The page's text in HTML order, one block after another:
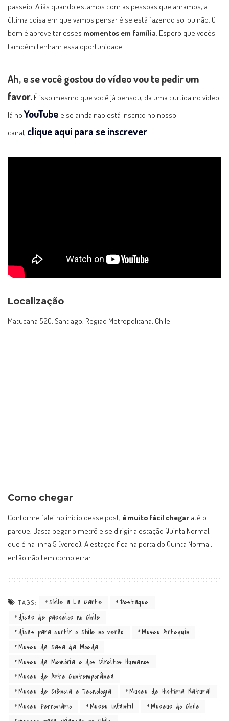
passeio. Aliás quando estamos com as pessoas que amamos, a
última coisa em que vamos pensar é se está fazendo sol ou não. O
bom é aproveitar esses momentos em família. Espero que vocês
também tenham essa oportunidade.
Ah, e se você gostou do vídeo vou te pedir um
favor. É isso mesmo que você já pensou, da uma curtida no vídeo
lá no YouTube e se ainda não está inscrito no nosso
canal, clique aqui para se inscrever.
Localização
Matucana 520, Santiago, Região Metropolitana, Chile
Como chegar
Conforme falei no início desse post, é muito fácil chegar até o
parque. Basta pegar o metrô e se dirigir a estação Quinta Normal,
que é na linha 5 (verde). A estação fica na porta do Quinta Normal,
então não tem como errar.
TAGS: Chile a La Carte
Destaque
dicas de passeios no Chile
dicas para curtir o Chile no verão
Museu Artequin
Museu da Casa da Moeda
Museu da Memória e dos Direitos Humanos
Museu de Arte Contemporânea
Museu de Ciência e Tecnologia
Museu de História Natural
Museu Ferroviário
Museu Infantil
Museus do Chile